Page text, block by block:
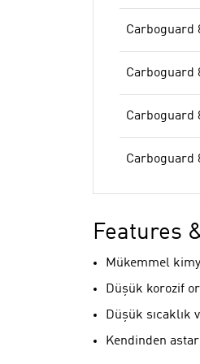
Carboguard
Carboguard
Carboguard
Carboguard
Features
Mükemmel
Düşük korozif
Düşük sıcaklık
Kendinden